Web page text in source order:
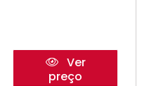
Ver
preço